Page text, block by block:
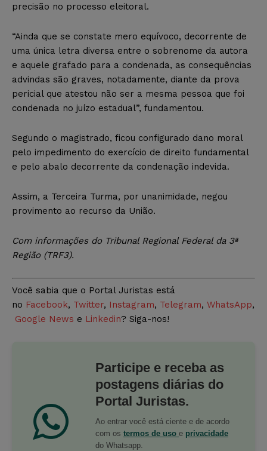
precisão no processo eleitoral.
“Ainda que se constate mero equívoco, decorrente de
uma única letra diversa entre o sobrenome da autora
e aquele grafado para a condenada, as consequências
advindas são graves, notadamente, diante da prova
pericial que atestou não ser a mesma pessoa que foi
condenada no juízo estadual”, fundamentou.
Segundo o magistrado, ficou configurado dano moral
pelo impedimento do exercício de direito fundamental
e pelo abalo decorrente da condenação indevida.
Assim, a Terceira Turma, por unanimidade, negou
provimento ao recurso da União.
Com informações do Tribunal Regional Federal da 3ª
Região (TRF3).
Você sabia que o Portal Juristas está
no Facebook, Twitter, Instagram, Telegram, WhatsApp,
Google News e Linkedin? Siga-nos!
Participe e receba as
postagens diárias do
Portal Juristas.
Ao entrar você está ciente e de acordo
com os termos de uso e privacidade
do Whatsapp.